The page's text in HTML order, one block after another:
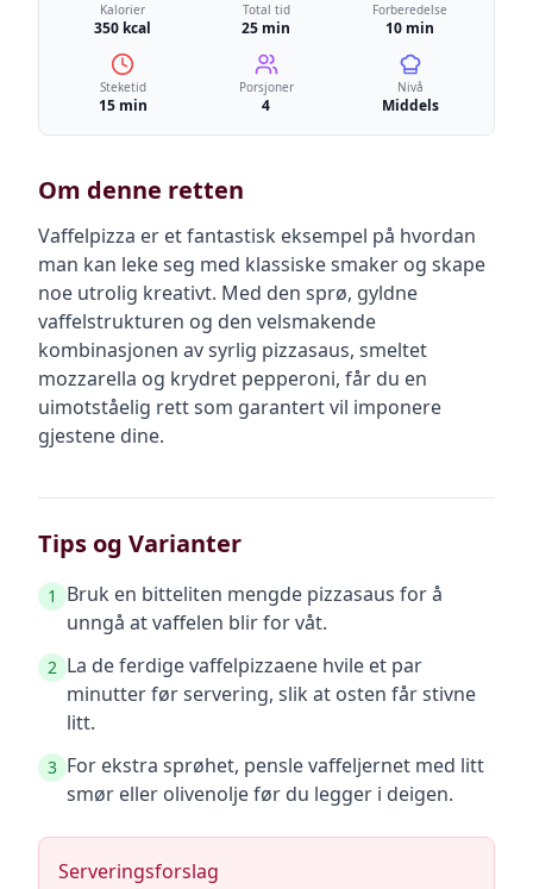
Kalorier
350 kcal
Total tid
25 min
Forberedelse
10 min
Steketid
15 min
Porsjoner
4
Nivå
Middels
Om denne retten
Vaffelpizza er et fantastisk eksempel på hvordan
man kan leke seg med klassiske smaker og skape
noe utrolig kreativt. Med den sprø, gyldne
vaffelstrukturen og den velsmakende
kombinasjonen av syrlig pizzasaus, smeltet
mozzarella og krydret pepperoni, får du en
uimotståelig rett som garantert vil imponere
gjestene dine.
Tips og Varianter
1
Bruk en bitteliten mengde pizzasaus for å
unngå at vaffelen blir for våt.
2 La de ferdige vaffelpizzaene hvile et par
minutter før servering, slik at osten får stivne
litt.
3 For ekstra sprøhet, pensle vaffeljernet med litt
smør eller olivenolje før du legger i deigen.
Serveringsforslag